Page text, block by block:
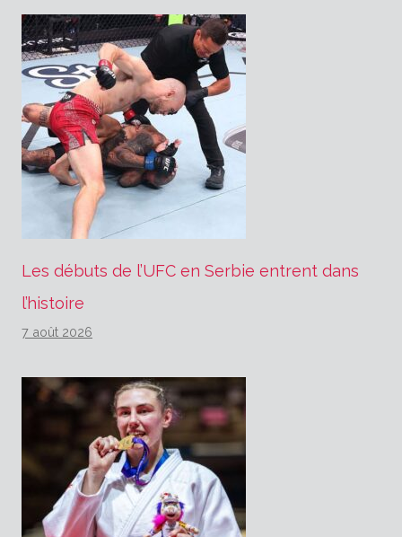
Les débuts de l’UFC en Serbie entrent dans
l’histoire
7 août 2026